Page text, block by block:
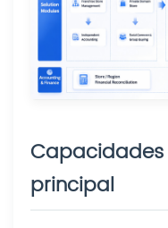
principal